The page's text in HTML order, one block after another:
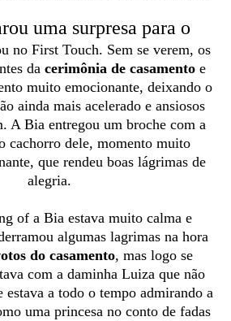
uma surpresa para o
no First Touch. Sem se verem, os
da cerimônia de casamentoe
muito emocionante, deixando o
ainda mais acelerado e ansiosos
A Bia entregou um broche com a
cachorro dele, momento muito
que rendeu boas lágrimas de
alegria.
of a Bia estava muito calma e
algumas lagrimas na hora
do casamento, mas logo se
com a daminha Luiza que não
estava a todo o tempo admirando a
uma princesa no conto de fadas